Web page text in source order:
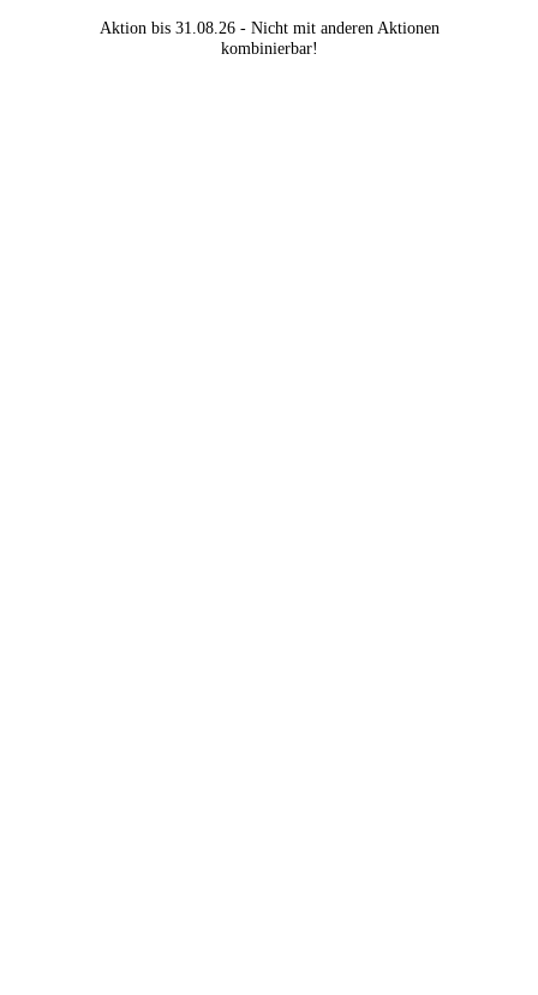
Aktion bis 31.08.26 - Nicht mit anderen Aktionen
kombinierbar!